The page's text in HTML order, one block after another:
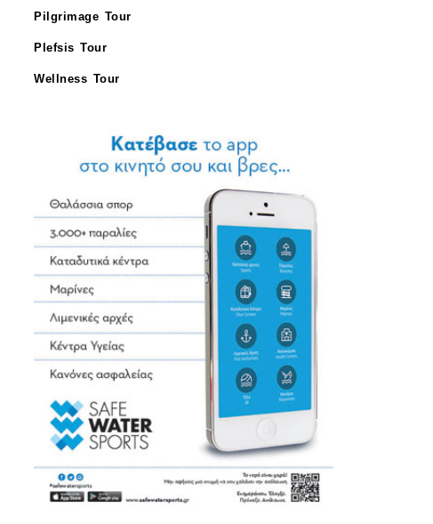
Pilgrimage Tour
Plefsis Tour
Wellness Tour